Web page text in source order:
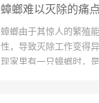
蟑螂难以灭除的痛
蟑螂由于其惊人的繁殖
性，导致灭除工作变得
现家里有一只蟑螂时，